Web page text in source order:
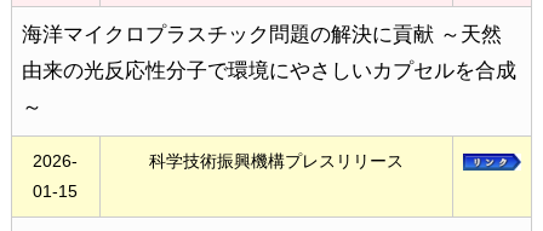
海洋マイクロプラスチック問題の解決に貢献 ～天然
由来の光反応性分子で環境にやさしいカプセルを合成
～
2026-
01-15
科学技術振興機構プレスリリース